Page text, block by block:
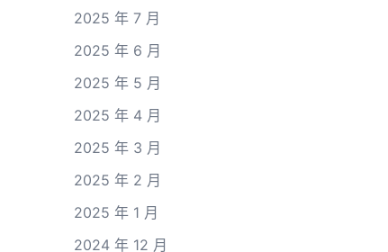
2025 年 7 月
2025 年 6 月
2025 年 5 月
2025 年 4 月
2025 年 3 月
2025 年 2 月
2025 年 1 月
2024 年 12 月